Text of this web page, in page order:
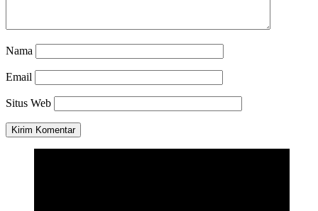
Nama
Email
Situs Web